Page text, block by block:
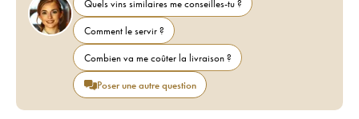
Quels vins similaires me conseilles-tu ?
Comment le servir ?
Combien va me coûter la livraison ?
Poser une autre question